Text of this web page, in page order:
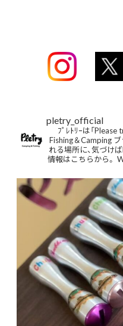
pletry_official
ﾌﾟﾚﾄﾘｰは「Please
Fishing＆Camping
れる場所に、気づけ
情報はこちらから。